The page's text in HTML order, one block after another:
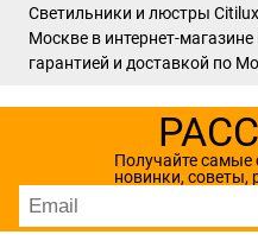
Светильники и люстры
Москве в интернет-
гарантией и доставкой по
Получайте самые
новинки, советы,